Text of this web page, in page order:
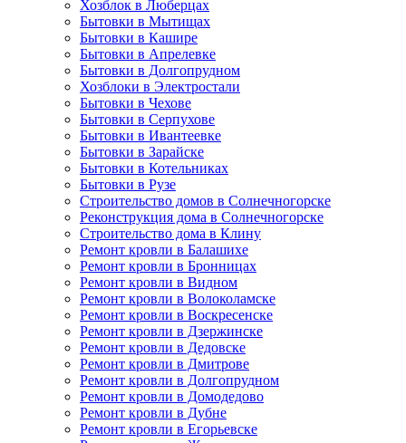
Хозблок в Люберцах
Бытовки в Мытищах
Бытовки в Кашире
Бытовки в Апрелевке
Бытовки в Долгопрудном
Хозблоки в Электростали
Бытовки в Чехове
Бытовки в Серпухове
Бытовки в Ивантеевке
Бытовки в Зарайске
Бытовки в Котельниках
Бытовки в Рузе
Строительство домов в Солнечногорске
Реконструкция дома в Солнечногорске
Строительство дома в Клину
Ремонт кровли в Балашихе
Ремонт кровли в Бронницах
Ремонт кровли в Видном
Ремонт кровли в Волоколамске
Ремонт кровли в Воскресенске
Ремонт кровли в Дзержинске
Ремонт кровли в Дедовске
Ремонт кровли в Дмитрове
Ремонт кровли в Долгопрудном
Ремонт кровли в Домодедово
Ремонт кровли в Дубне
Ремонт кровли в Егорьевске